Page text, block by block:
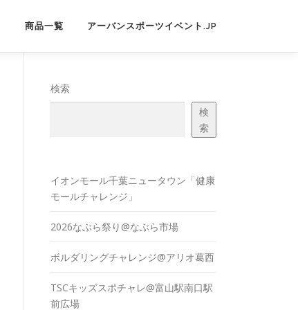
商品一覧 アーバンスポーツイベント.JP
検索
検
索
イオンモール千葉ニュータウン「健康
モールチャレンジ」
2026なぶら祭り@なぶら市場
ボルダリングチャレンジ@アリオ葛西
TSCキッズスポチャレ@富山駅南口駅
前広場